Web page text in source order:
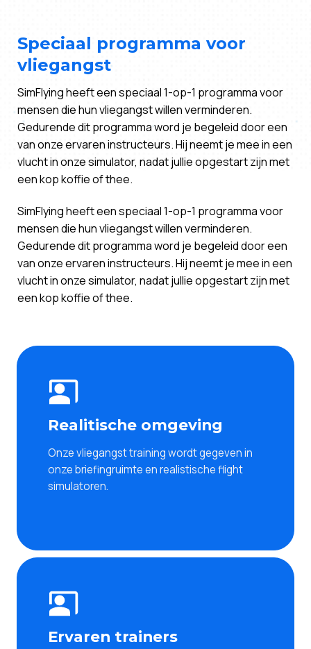
Speciaal programma voor
vliegangst
SimFlying heeft een speciaal 1-op-1 programma voor
mensen die hun vliegangst willen verminderen.
Gedurende dit programma word je begeleid door een
van onze ervaren instructeurs. Hij neemt je mee in een
vlucht in onze simulator, nadat jullie opgestart zijn met
een kop koffie of thee.
SimFlying heeft een speciaal 1-op-1 programma voor
mensen die hun vliegangst willen verminderen.
Gedurende dit programma word je begeleid door een
van onze ervaren instructeurs. Hij neemt je mee in een
vlucht in onze simulator, nadat jullie opgestart zijn met
een kop koffie of thee.
Realitische omgeving
Onze vliegangst training wordt gegeven in
onze briefingruimte en realistische flight
simulatoren.
Ervaren trainers